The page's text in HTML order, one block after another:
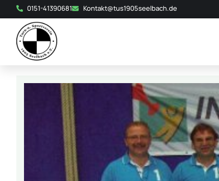
0151-41390681 Kontakt@tus1905seelbach.de